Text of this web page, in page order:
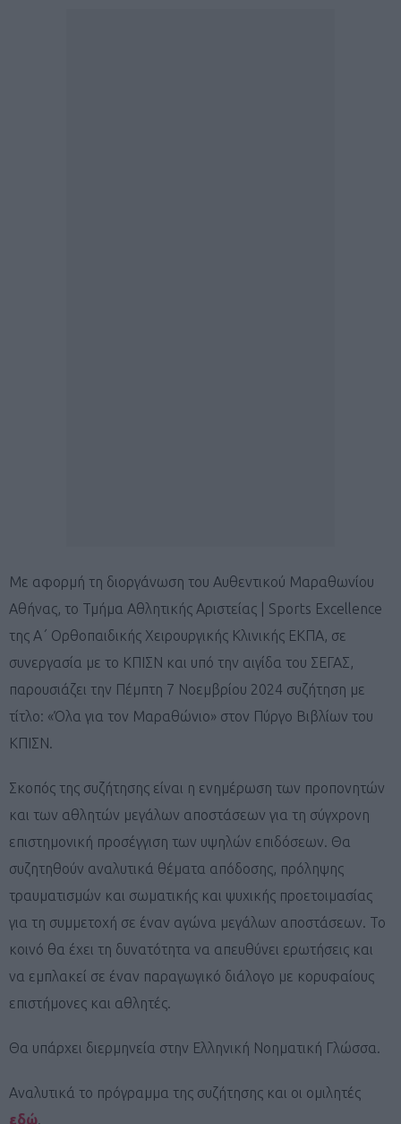
Με αφορμή τη διοργάνωση του Αυθεντικού Μαραθωνίου
Αθήνας, το Τμήμα Αθλητικής Αριστείας | Sports Excellence
της Α΄ Ορθοπαιδικής Χειρουργικής Κλινικής ΕΚΠΑ, σε
συνεργασία με το ΚΠΙΣΝ και υπό την αιγίδα του ΣΕΓΑΣ,
παρουσιάζει την Πέμπτη 7 Νοεμβρίου 2024 συζήτηση με
τίτλο: «Όλα για τον Μαραθώνιο» στον Πύργο Βιβλίων του
ΚΠΙΣΝ.
Σκοπός της συζήτησης είναι η ενημέρωση των προπονητών
και των αθλητών μεγάλων αποστάσεων για τη σύγχρονη
επιστημονική προσέγγιση των υψηλών επιδόσεων. Θα
συζητηθούν αναλυτικά θέματα απόδοσης, πρόληψης
τραυματισμών και σωματικής και ψυχικής προετοιμασίας
για τη συμμετοχή σε έναν αγώνα μεγάλων αποστάσεων. Το
κοινό θα έχει τη δυνατότητα να απευθύνει ερωτήσεις και
να εμπλακεί σε έναν παραγωγικό διάλογο με κορυφαίους
επιστήμονες και αθλητές.
Θα υπάρχει διερμηνεία στην Ελληνική Νοηματική Γλώσσα.
Αναλυτικά το πρόγραμμα της συζήτησης και οι ομιλητές
εδώ.